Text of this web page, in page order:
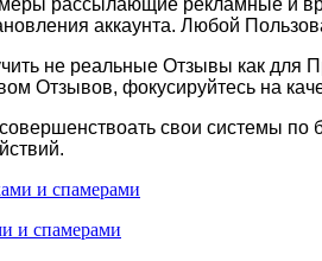
аккаунта. Любой
не реальные Отзывы как для
Отзывов, фокусируйтесь на
свои системы по
и спамерами